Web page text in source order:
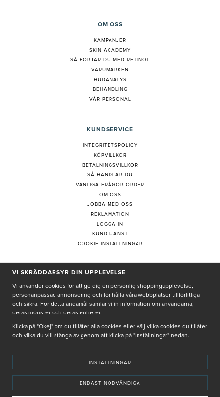
OM OSS
KAMPANJER
SKIN ACADEMY
SÅ BÖRJAR DU MED RETINOL
VARUMÄRKEN
HUDANALYS
BEHANDLING
VÅR PERSONAL
KUNDSERVICE
INTEGRITETSPOLICY
KÖPVILLKOR
BETALNINGSVILLKOR
SÅ HANDLAR DU
VANLIGA FRÅGOR ORDER
OM OSS
JOBBA MED OSS
REKLAMATION
LOGGA IN
KUNDTJÄNST
COOKIE-INSTÄLLNINGAR
PRENUMERERA PÅ NYHETSBREV
Genom att ge min e-post, accepterar jag Seth och Sallyintegritetspolicy
De uppgifter du matar in kommer endast användas till våra nyhetsbrev.
VI SKRÄDDARSYR DIN UPPLEVELSE
Vi använder cookies för att ge dig en personlig shoppingupplevelse,
personanpassad annonsering och för hålla våra webbplatser tillförlitliga
och säkra. För detta ändamål samlar vi in information om användarna,
deras mönster och deras enheter.
Klicka på "Okej" om du tillåter alla cookies eller välj vilka cookies du tillåter
och vilka du vill stänga av genom att klicka på "Inställningar" nedan.
INSTÄLLNINGAR
ENDAST NÖDVÄNDIGA